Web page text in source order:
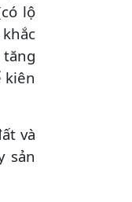
lộ
kiên
và
sản